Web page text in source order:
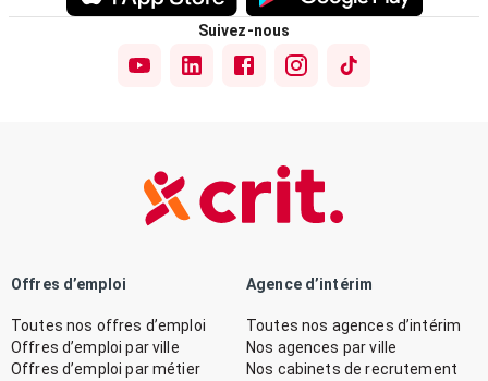
Suivez-nous
Offres d’emploi
Toutes nos offres d’emploi
Offres d’emploi par ville
Offres d’emploi par métier
Agence d’intérim
Toutes nos agences d’intérim
Nos agences par ville
Nos cabinets de recrutement